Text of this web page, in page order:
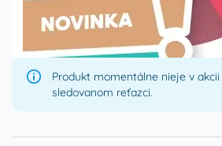
Produkt momentálne nieje v
sledovanom reťazci.